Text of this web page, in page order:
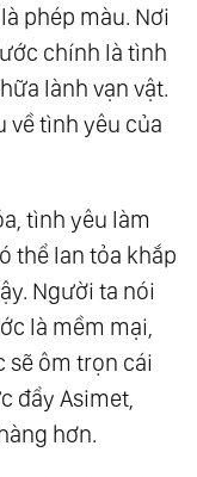
- Nơi Khởi
- Nơi Tình Yêu
Bào
Sáng - Thân
Mật Trường
phép màu. Nơi
chính là tình
lành vạn vật.
về tình yêu của
tình yêu làm
thể lan tỏa khắp
Người ta nói
là mềm mại,
sẽ ôm trọn cái
đẩy Asimet,
hơn.